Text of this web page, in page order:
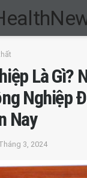
Là Gì?
Nghiệp
Nay
3, 2024